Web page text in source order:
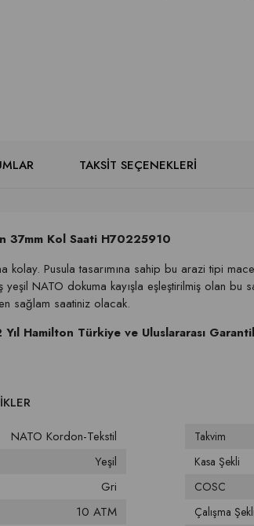
TAKSIT SEÇENEKLERI
37mm Kol Saati H70225910
kolay. Pusula tasarımına sahip bu arazi tipi
NATO dokuma kayışla eşleştirilmiş olan bu
sağlam saatiniz olacak.
Hamilton Türkiye ve Uluslararası
NATO Kordon-Tekstil
Yeşil
Gri
10 ATM
Takvim
Kasa Şekli
COSC
Çalışma Şekli